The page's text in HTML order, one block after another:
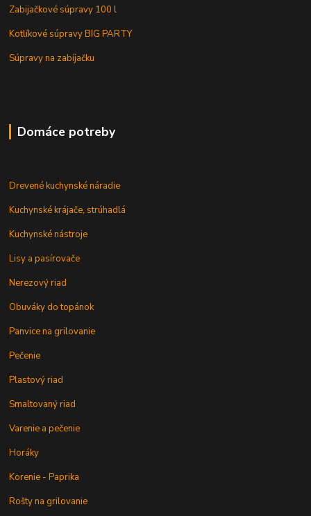
Zabijačkové súpravy 100 l
Kotlíkové súpravy BIG PARTY
Súpravy na zabíjačku
Domáce potreby
Drevené kuchynské náradie
Kuchynské krájače, strúhadlá
Kuchynské nástroje
Lisy a pasírovače
Nerezový riad
Obuváky do topánok
Panvice na grilovanie
Pečenie
Plastový riad
Smaltovaný riad
Varenie a pečenie
Horáky
Korenie - Paprika
Rošty na grilovanie